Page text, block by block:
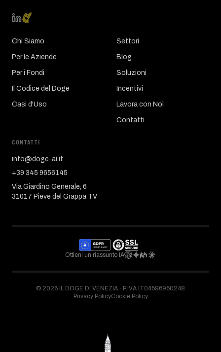
Chi Siamo
Per le Aziende
Per i Fondi
Il Codice del Doge
Casi d'Uso
Settori
Blog
Soluzioni
Incentivi
Lavora con Noi
Contatti
CONTATTI
info@doge-ai.it
+39 345 9656145
Via Giardino Generale, 6
31017 Pieve del Grappa TV
Ottieni un riassunto IA
© 2026 IL DOGE DI VENEZIA · P.IVA IT04596950248
Privacy PolicyCookie Policy